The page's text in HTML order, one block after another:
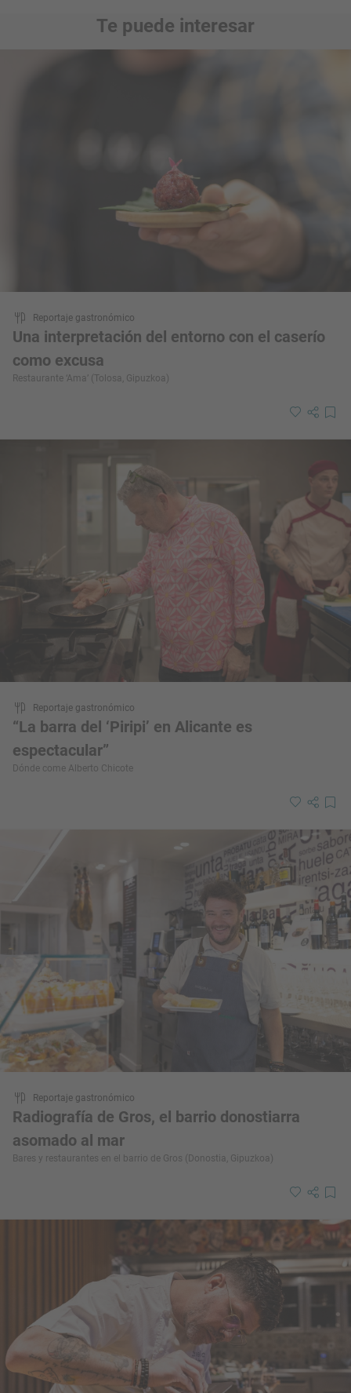
Te puede interesar
Reportaje gastronómico
Una interpretación del entorno con el caserío
como excusa
Restaurante ‘Ama’ (Tolosa, Gipuzkoa)
Reportaje gastronómico
“La barra del ‘Piripi’ en Alicante es
espectacular”
Dónde come Alberto Chicote
Reportaje gastronómico
Radiografía de Gros, el barrio donostiarra
asomado al mar
Bares y restaurantes en el barrio de Gros (Donostia, Gipuzkoa)